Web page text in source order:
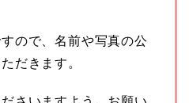
ので、名前や写真の公
だきます。